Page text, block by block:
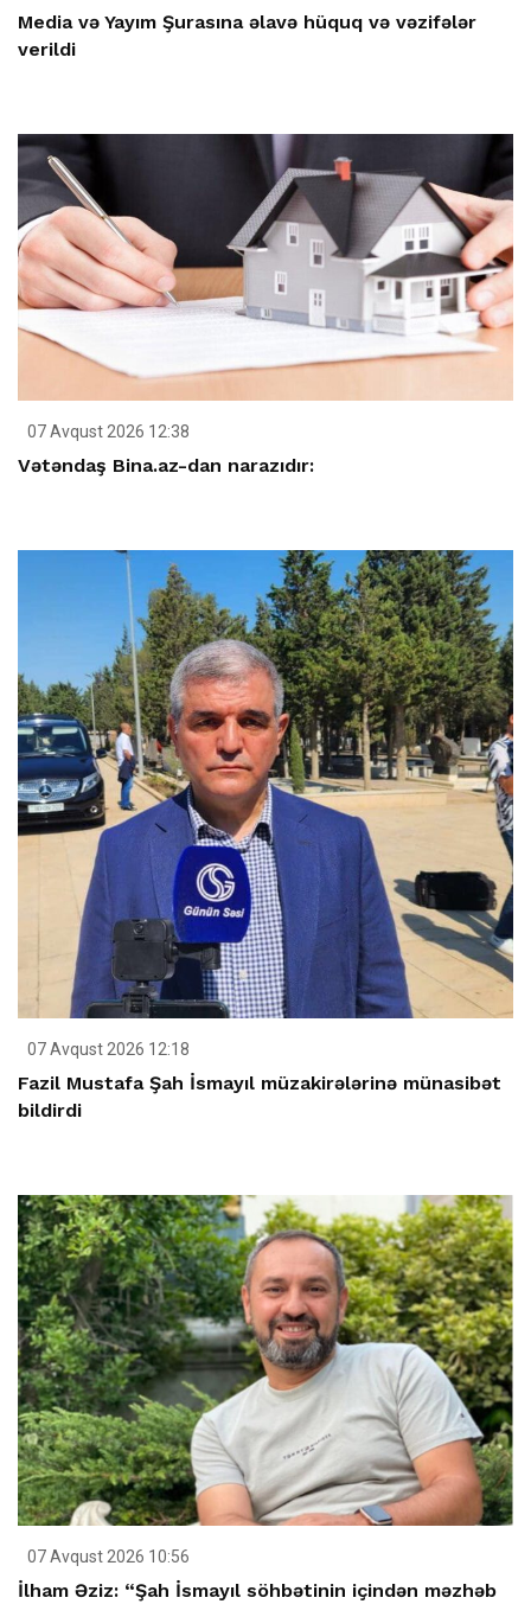
Media və Yayım Şurasına əlavə hüquq və vəzifələr
verildi
07 Avqust 2026 12:38
Vətəndaş Bina.az-dan narazıdır:
07 Avqust 2026 12:18
Fazil Mustafa Şah İsmayıl müzakirələrinə münasibət
bildirdi
07 Avqust 2026 10:56
İlham Əziz: “Şah İsmayıl söhbətinin içindən məzhəb